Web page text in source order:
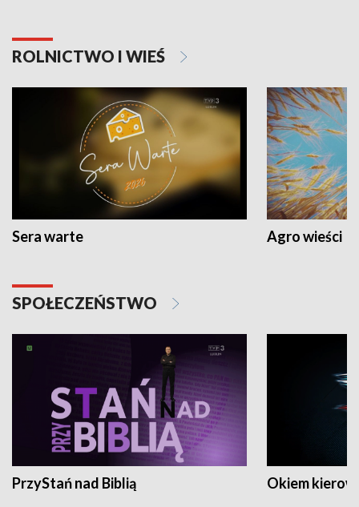
ROLNICTWO I WIEŚ
Sera warte Agro wieści
SPOŁECZEŃSTWO
PrzyStań nad Biblią Okiem